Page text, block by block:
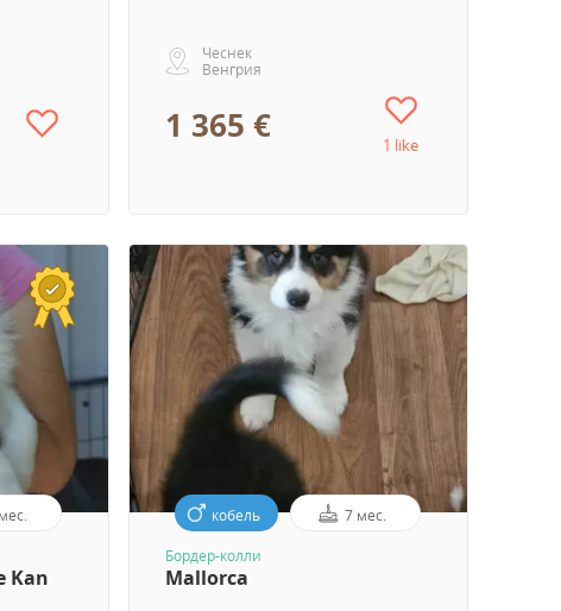
Чеснек
Венгрия
1 365 € 1 like
Kan
кобель 7 мес.
Бордер-колли
Mallorca